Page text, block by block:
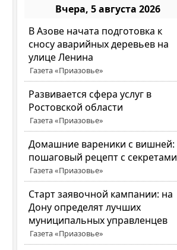
Вчера, 5 августа 2026
В Азове начата подготовка к
сносу аварийных деревьев на
улице Ленина
Газета «Приазовье»
Развивается сфера услуг в
Ростовской области
Газета «Приазовье»
Домашние вареники с вишней:
пошаговый рецепт с секретами
Газета «Приазовье»
Старт заявочной кампании: на
Дону определят лучших
муниципальных управленцев
Газета «Приазовье»